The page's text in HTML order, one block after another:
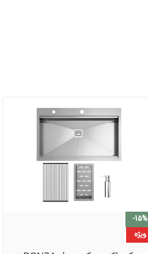
-15%
ویژه